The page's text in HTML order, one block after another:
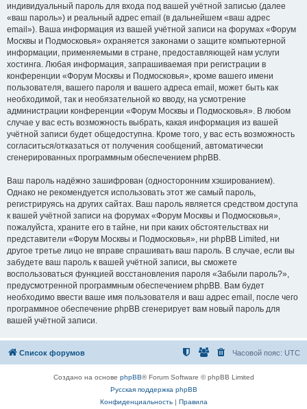
индивидуальный пароль для входа под вашей учётной записью (далее
«ваш пароль») и реальный адрес email (в дальнейшем «ваш адрес
email»). Ваша информация из вашей учётной записи на форумах «Форум
Москвы и Подмосковья» охраняется законами о защите компьютерной
информации, применяемыми в стране, предоставляющей нам услуги
хостинга. Любая информация, запрашиваемая при регистрации в
конференции «Форум Москвы и Подмосковья», кроме вашего имени
пользователя, вашего пароля и вашего адреса email, может быть как
необходимой, так и необязательной ко вводу, на усмотрение
администрации конференции «Форум Москвы и Подмосковья». В любом
случае у вас есть возможность выбрать, какая информация из вашей
учётной записи будет общедоступна. Кроме того, у вас есть возможность
согласиться/отказаться от получения сообщений, автоматически
сгенерированных программным обеспечением phpBB.
Ваш пароль надёжно зашифрован (односторонним хэшированием).
Однако не рекомендуется использовать этот же самый пароль,
регистрируясь на других сайтах. Ваш пароль является средством доступа
к вашей учётной записи на форумах «Форум Москвы и Подмосковья»,
пожалуйста, храните его в тайне, ни при каких обстоятельствах ни
представители «Форум Москвы и Подмосковья», ни phpBB Limited, ни
другое третье лицо не вправе спрашивать ваш пароль. В случае, если вы
забудете ваш пароль к вашей учётной записи, вы сможете
воспользоваться функцией восстановления пароля «Забыли пароль?»,
предусмотренной программным обеспечением phpBB. Вам будет
необходимо ввести ваше имя пользователя и ваш адрес email, после чего
программное обеспечение phpBB сгенерирует вам новый пароль для
вашей учётной записи.
Список форумов Часовой пояс: UTC
Создано на основе phpBB® Forum Software © phpBB Limited
Русская поддержка phpBB
Конфиденциальность| Правила